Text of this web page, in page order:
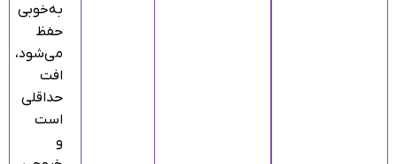
به‌خوبی
حفظ
می‌شود،
افت
حداقلی
است
و